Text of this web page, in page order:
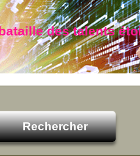
des talents